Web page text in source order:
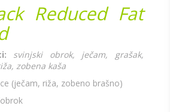
Reduced Fat
svinjski obrok, ječam, grašak,
zobena kaša
(ječam, riža, zobeno brašno)